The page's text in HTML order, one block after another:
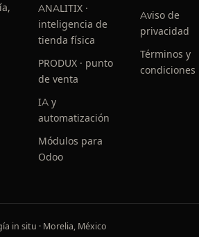
ANALITIX ·
inteligencia de
tienda física
PRODUX · punto
de venta
IA y
automatización
Módulos para
Odoo
Aviso de
privacidad
Términos y
condiciones
in situ · Morelia, México